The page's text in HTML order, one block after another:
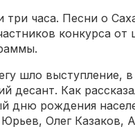
три часа. Песни о
конкурса
шло выступление,
десант. Как
дню рождения
Олег Казаков,